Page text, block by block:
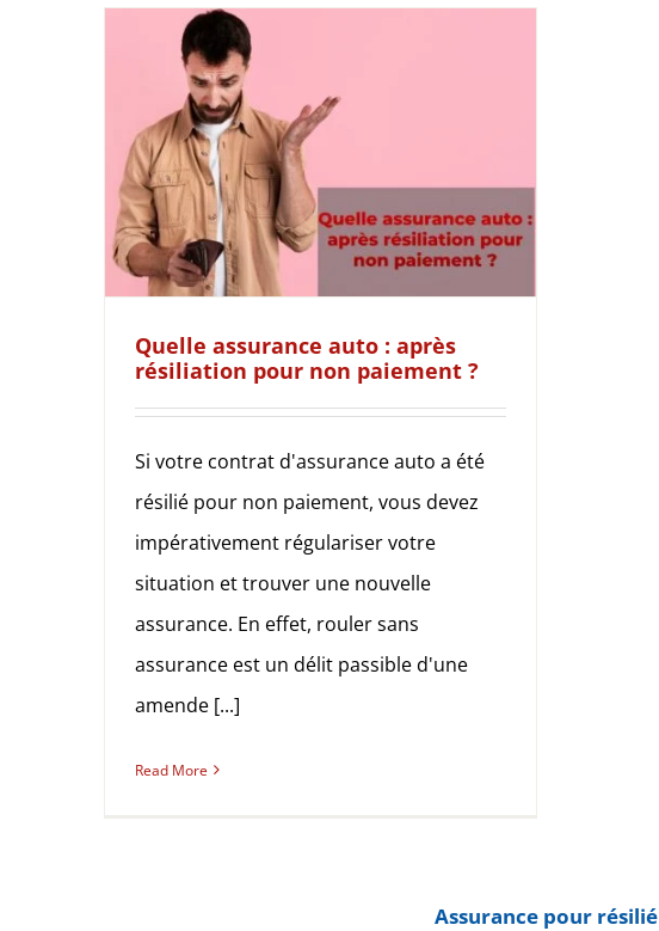
Quelle assurance auto : après
résiliation pour non paiement ?
Si votre contrat d'assurance auto a été
résilié pour non paiement, vous devez
impérativement régulariser votre
situation et trouver une nouvelle
assurance. En effet, rouler sans
assurance est un délit passible d'une
amende [...]
Read More
Assurance pour résilié